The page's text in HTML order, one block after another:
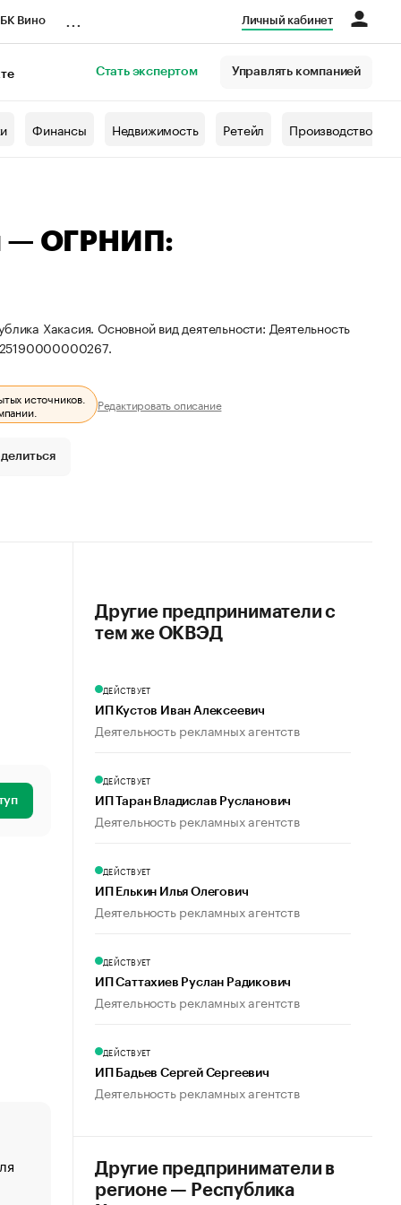
Вино Личный кабинет
Стать экспертом Управлять компанией
Финансы Недвижимость Ретейл Производство
— ОГРНИП:
Хакасия. Основной вид деятельности: Деятельность
источников.
Редактировать описание
«От спорта тело стареет иначе». Как живет глава
создавшей GTA
Другие предприниматели с
тем же ОКВЭД
ДЕЙСТВУЕТ
ИП Кустов Иван Алексеевич
Деятельность рекламных агентств
ДЕЙСТВУЕТ
ИП Таран Владислав Русланович
Деятельность рекламных агентств
ДЕЙСТВУЕТ
ИП Елькин Илья Олегович
Деятельность рекламных агентств
ДЕЙСТВУЕТ
ИП Саттахиев Руслан Радикович
Деятельность рекламных агентств
ДЕЙСТВУЕТ
ИП Бадьев Сергей Сергеевич
Деятельность рекламных агентств
Другие предприниматели в
регионе — Республика